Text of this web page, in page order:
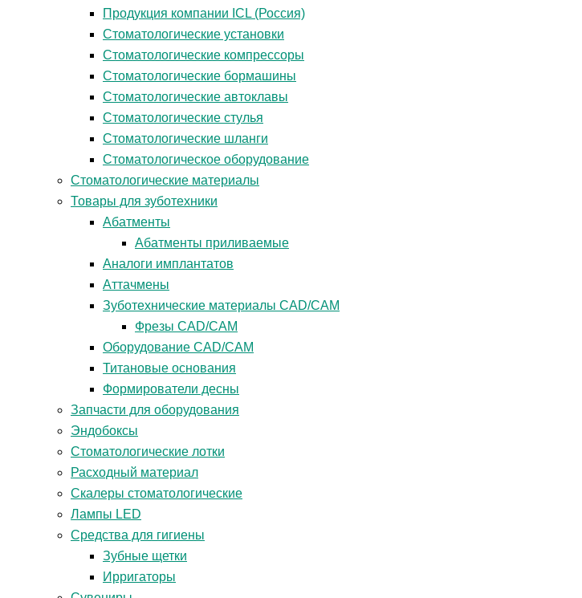
Продукция компании ICL (Россия)
Стоматологические установки
Стоматологические компрессоры
Стоматологические бормашины
Стоматологические автоклавы
Стоматологические стулья
Стоматологические шланги
Стоматологическое оборудование
Стоматологические материалы
Товары для зуботехники
Абатменты
Абатменты приливаемые
Аналоги имплантатов
Аттачмены
Зуботехнические материалы CAD/CAM
Фрезы CAD/CAM
Оборудование CAD/CAM
Титановые основания
Формирователи десны
Запчасти для оборудования
Эндобоксы
Стоматологические лотки
Расходный материал
Скалеры стоматологические
Лампы LED
Средства для гигиены
Зубные щетки
Ирригаторы